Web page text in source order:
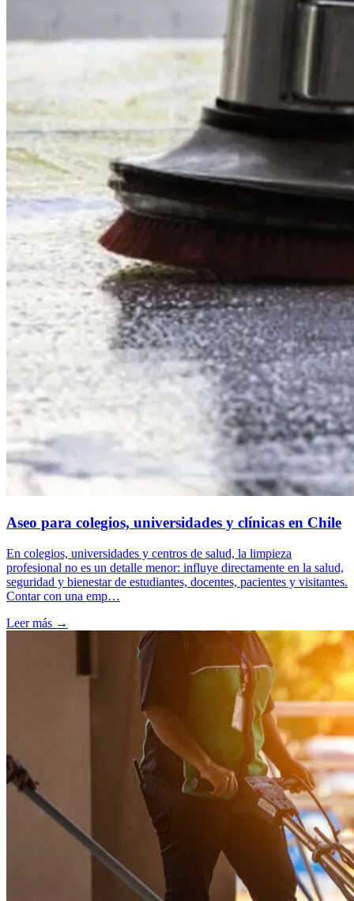
Aseo para colegios, universidades y clínicas en Chile
En colegios, universidades y centros de salud, la limpieza
profesional no es un detalle menor: influye directamente en la salud,
seguridad y bienestar de estudiantes, docentes, pacientes y visitantes.
Contar con una emp…
Leer más →